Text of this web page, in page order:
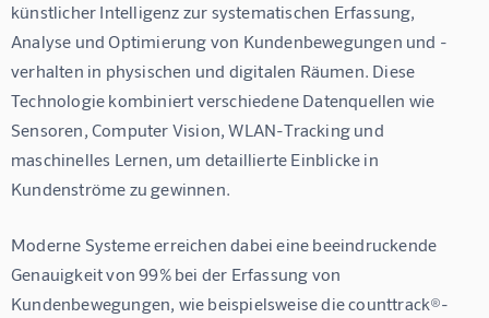
künstlicher Intelligenz zur systematischen Erfassung,
Analyse und Optimierung von Kundenbewegungen und -
verhalten in physischen und digitalen Räumen. Diese
Technologie kombiniert verschiedene Datenquellen wie
Sensoren, Computer Vision, WLAN-Tracking und
maschinelles Lernen, um detaillierte Einblicke in
Kundenströme zu gewinnen.
Moderne Systeme erreichen dabei eine beeindruckende
Genauigkeit von 99% bei der Erfassung von
Kundenbewegungen, wie beispielsweise die counttrack®-